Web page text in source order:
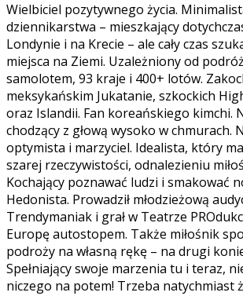
Wielbiciel pozytywnego życia.
dziennikarstwa – mieszkający
Londynie i na Krecie – ale cały czas
miejsca na Ziemi. Uzależniony od
samolotem, 93 kraje i 400+ lotów.
meksykańskim Jukatanie, szkockich
oraz Islandii. Fan koreańskiego kimchi.
chodzący z głową wysoko w chmurach.
optymista i marzyciel. Idealista, który
szarej rzeczywistości, odnalezieniu
Kochający poznawać ludzi i smakować
Hedonista. Prowadził młodzieżową
Trendymaniak i grał w Teatrze
Europę autostopem. Także miłośnik
podroży na własną rękę – na drugi
Spełniający swoje marzenia tu i teraz,
niczego na potem! Trzeba natychmiast